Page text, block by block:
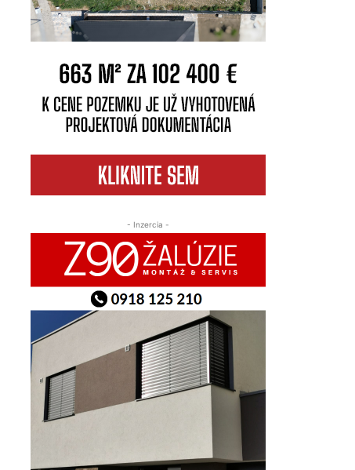
- Inzercia -